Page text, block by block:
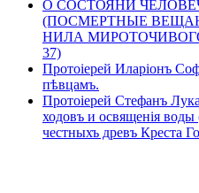
О СОСТОЯНИ
(ПОСМЕРТНЫЕ
НИЛА
37)
Протоіерей Иларіонъ
пѣвцамъ.
Протоіерей Стефанъ
ходовъ и освященія
честныхъ древъ Креста